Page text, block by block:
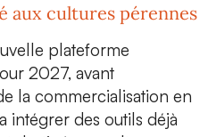
aux cultures pérennes
plateforme
2027, avant
la commercialisation en
intégrer des outils déjà